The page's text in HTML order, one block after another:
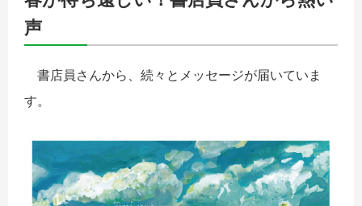
声
書店員さんから、続々とメッセージが届いていま
す。